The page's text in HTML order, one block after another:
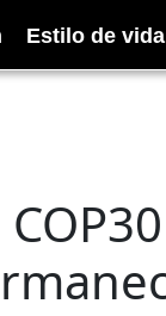
Estilo de vida